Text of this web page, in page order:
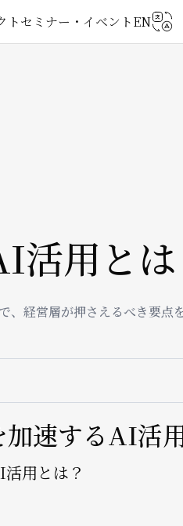
トセミナー・イベント
活用とは
経営層が押さえるべき要点を
速するAI活